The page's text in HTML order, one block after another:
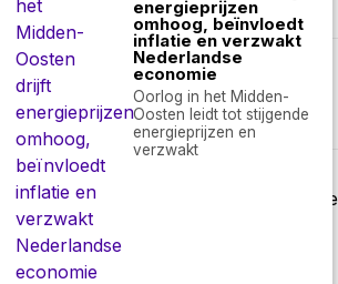
Over ons
nieuwsimpuls.online
©
- Alle rechten
energieprijzen
omhoog, beïnvloedt
inflatie en verzwakt
Nederlandse
economie
Oorlog in het Midden-
Oosten leidt tot stijgende
energieprijzen en
verzwakt